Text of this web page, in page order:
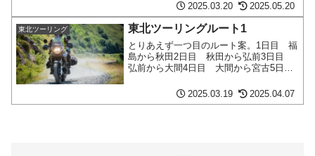
宗谷岬、神崎鼻といった本土の四端を踏
破。直近では九州と四国の最果てを踏破
(上画像：赤字)し～続きを読む～
2025.03.20 2025.05.20
東北ツーリング 東北ツーリングルート1
とりあえず一つ目のルート案。1日目 福
島から秋田2日目 秋田から弘前3日目
弘前から大間4日目 大間から宮古5日
日目 福島から秋田たぶん1日目の出発地
点は会津若松とか、あの辺になるんじゃ
2025.03.19 2025.04.07